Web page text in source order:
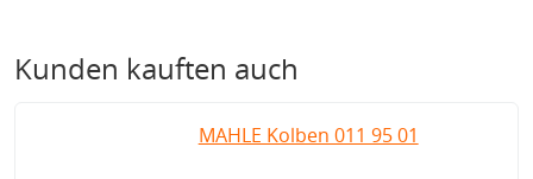
Kunden kauften auch
MAHLE Kolben 011 95 01